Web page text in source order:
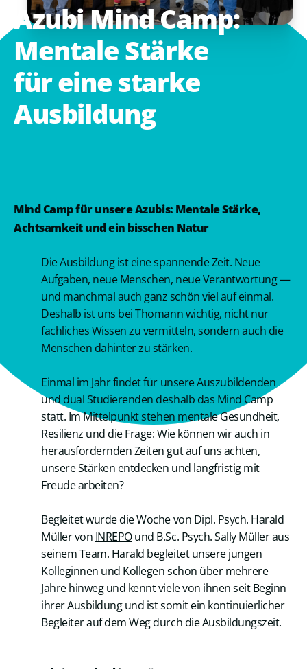
AzubiMindCamp:
MentaleStärke
füreinestarke
Ausbildung
Mind Camp für unsere Azubis: Mentale Stärke,
Achtsamkeit und ein bisschen Natur
Die Ausbildung ist eine spannende Zeit. Neue
Aufgaben, neue Menschen, neue Verantwortung —
und manchmal auch ganz schön viel auf einmal.
Deshalb ist uns bei Thomann wichtig, nicht nur
fachliches Wissen zu vermitteln, sondern auch die
Menschen dahinter zu stärken.
Einmal im Jahr findet für unsere Auszubildenden
und dual Studierenden deshalb das Mind Camp
statt. Im Mittelpunkt stehen mentale Gesundheit,
Resilienz und die Frage: Wie können wir auch in
herausfordernden Zeiten gut auf uns achten,
unsere Stärken entdecken und langfristig mit
Freude arbeiten?
Begleitet wurde die Woche von Dipl. Psych. Harald
Müller von INREPOund B.Sc. Psych. Sally Müller aus
seinem Team. Harald begleitet unsere jungen
Kolleginnen und Kollegen schon über mehrere
Jahre hinweg und kennt viele von ihnen seit Beginn
ihrer Ausbildung und ist somit ein kontinuierlicher
Begleiter auf dem Weg durch die Ausbildungszeit.